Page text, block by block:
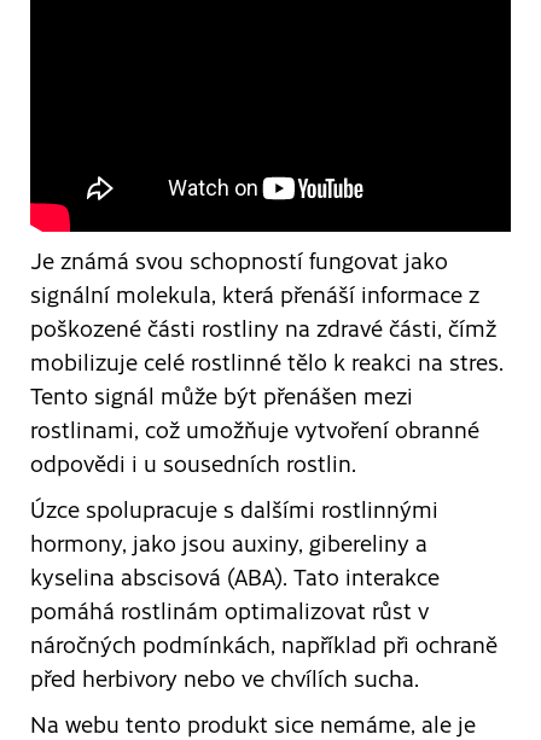
Je známá svou schopností fungovat jako
signální molekula, která přenáší informace z
poškozené části rostliny na zdravé části, čímž
mobilizuje celé rostlinné tělo k reakci na stres.
Tento signál může být přenášen mezi
rostlinami, což umožňuje vytvoření obranné
odpovědi i u sousedních rostlin.
Úzce spolupracuje s dalšími rostlinnými
hormony, jako jsou auxiny, gibereliny a
kyselina abscisová (ABA). Tato interakce
pomáhá rostlinám optimalizovat růst v
náročných podmínkách, například při ochraně
před herbivory nebo ve chvílích sucha.
Na webu tento produkt sice nemáme, ale je